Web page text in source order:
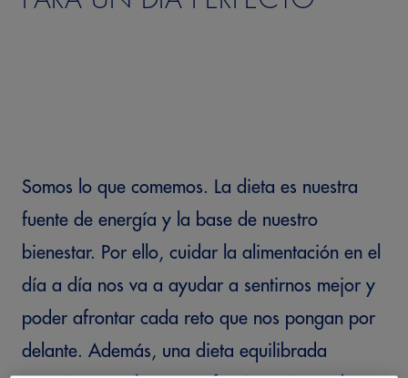
Somos lo que comemos. La dieta es nuestra
fuente de energía y la base de nuestro
bienestar. Por ello, cuidar la alimentación en el
día a día nos va a ayudar a sentirnos mejor y
poder afrontar cada reto que nos pongan por
delante. Además, una dieta equilibrada